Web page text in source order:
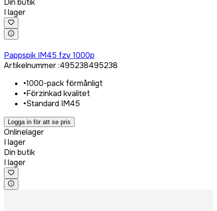
Din butik
I lager
Pappspik IM45 fzv 1000p
Artikelnummer:495238495238
•1000-pack förmånligt
•Förzinkad kvalitet
•Standard IM45
Logga in för att se pris
Onlinelager
I lager
Din butik
I lager